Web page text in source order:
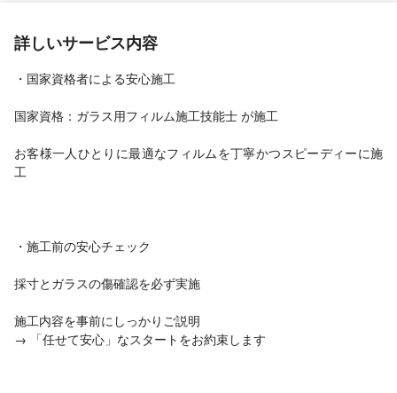
詳しいサービス内容
・国家資格者による安心施工
国家資格：ガラス用フィルム施工技能士 が施工
お客様一人ひとりに最適なフィルムを丁寧かつスピーディーに施
工
・施工前の安心チェック
採寸とガラスの傷確認を必ず実施
施工内容を事前にしっかりご説明
→ 「任せて安心」なスタートをお約束します